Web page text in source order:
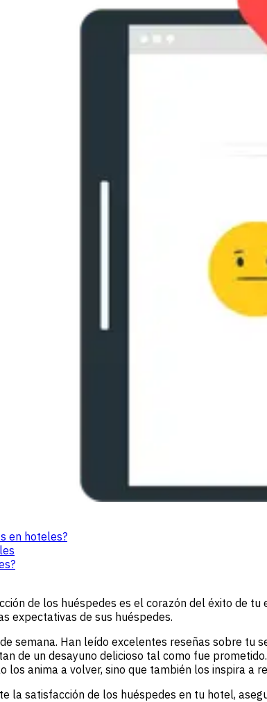
en hoteles?
de los huéspedes es el corazón del éxito de
expectativas de sus huéspedes.
semana. Han leído excelentes reseñas sobre tu
de un desayuno delicioso tal como fue
los anima a volver, sino que también los inspira a
satisfacción de los huéspedes en tu hotel,